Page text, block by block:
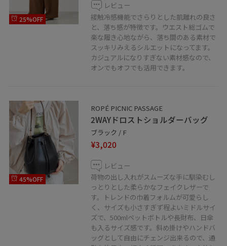
25%OFF
レビュー
接触冷感機能でさらりとした肌離れの良さ
と、落ち感が特徴です。ウエスト総ゴムで
楽な履き心地ながら、落ち間のある素材で
スッキリみえるシルエットになってます。
カジュアルになりすぎない素材感なので、
オンでもオフでも活用できます。
45%OFF
ROPÉ PICNIC PASSAGE
2WAYドロストショルダーバッグ
ブラック / F
¥3,020
レビュー
荷物の出し入れがスムーズな手に馴染むし
っとりとした柔らかなフェイクレザーで
す。トレンドの巾着フォルムが可愛らし
く、サイズも小さすぎず程よいミドルサイ
ズで、500mlペットボトルや長財布、日傘
も入るサイズ感です。斜め掛けやハンドバ
ッグとして自由にチェンジ出来るので、通